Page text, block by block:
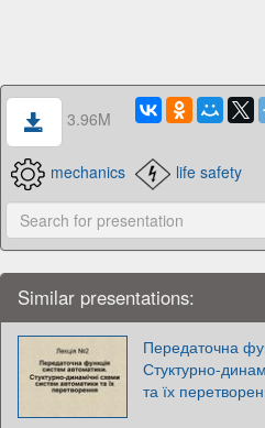
3.96M
mechanics life safety
Similar presentations:
Передаточна
Стуктурно-
та їх